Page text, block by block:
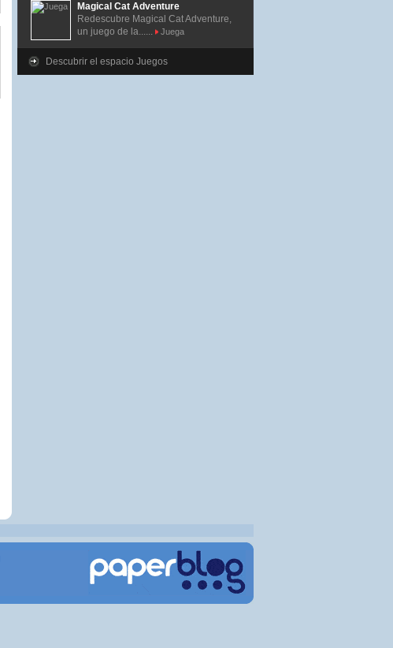
Magical Cat Adventure
Redescubre Magical Cat Adventure,
un juego de la......
Juega
Descubrir el espacio Juegos